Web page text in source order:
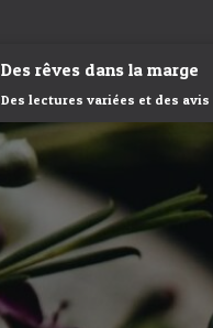
Des rêves dans la marge
Des lectures variées et des